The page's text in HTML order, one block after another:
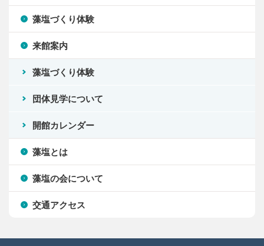
藻塩づくり体験
来館案内
藻塩づくり体験
団体見学について
開館カレンダー
藻塩とは
藻塩の会について
交通アクセス